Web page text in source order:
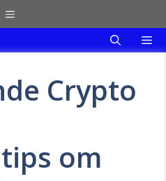
Menu
Crypto
om